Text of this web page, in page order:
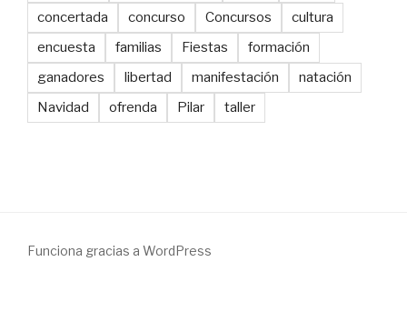
concertada
concurso Concursos
cultura
encuesta
familias Fiestas
formación
ganadores
libertad manifestación
natación
Navidad
ofrenda Pilar taller
Funciona gracias a WordPress